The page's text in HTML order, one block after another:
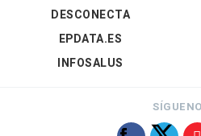
DESCONECTA
EPDATA.ES
INFOSALUS